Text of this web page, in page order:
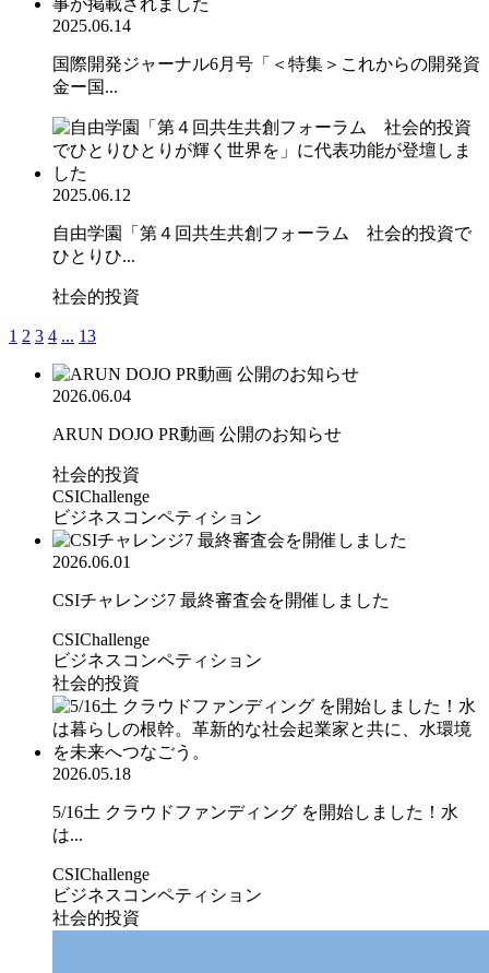
2025.06.14
国際開発ジャーナル6月号「＜特集＞これからの開発資
金ー国...
2025.06.12
自由学園「第４回共生共創フォーラム 社会的投資で
ひとりひ...
社会的投資
1 2 3 4 ... 13
2026.06.04
ARUN DOJO PR動画 公開のお知らせ
社会的投資
CSIChallenge
ビジネスコンペティション
2026.06.01
CSIチャレンジ7 最終審査会を開催しました
CSIChallenge
ビジネスコンペティション
社会的投資
2026.05.18
5/16土 クラウドファンディング を開始しました！水
は...
CSIChallenge
ビジネスコンペティション
社会的投資